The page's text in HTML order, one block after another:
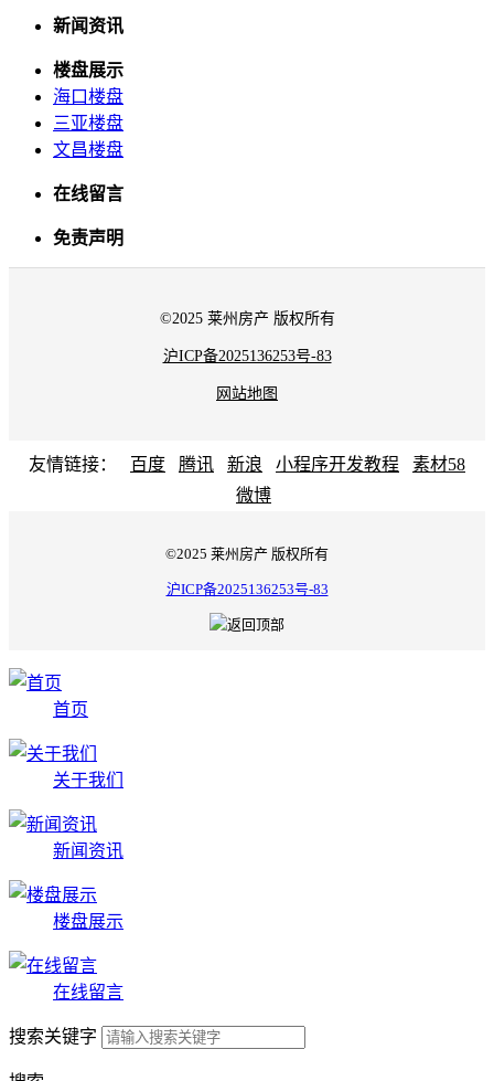
新闻资讯
楼盘展示
海口楼盘
三亚楼盘
文昌楼盘
在线留言
免责声明
©2025 莱州房产 版权所有
沪ICP备2025136253号-83
网站地图
友情链接： 百度 腾讯 新浪 小程序开发教程
素材58
微博
©2025 莱州房产 版权所有
沪ICP备2025136253号-83
首页
关于我们
新闻资讯
楼盘展示
在线留言
搜索关键字